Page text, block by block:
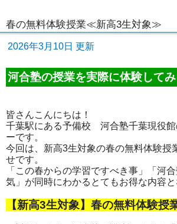
春の無料体験授業≪新高3生対象≫
2026年3月10日 更新
河合塾の授業を実際に体験して
皆さんこんにちは！
千葉駅にある予備校 河合塾千葉現役
ーです。
今回は、新高3生対象の春の無料体験授
せです。
「この春からの学習ですべき事」「河
気」が同時にわかるとてもお得な内容と
【新高3生対象】春の無料体験授